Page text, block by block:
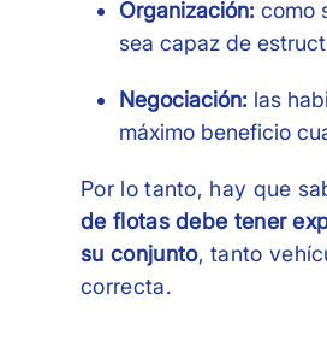
Organización: como
sea capaz de
Negociación: las
máximo beneficio
Por lo tanto, hay que
de flotas debe tener
su conjunto, tanto
correcta.